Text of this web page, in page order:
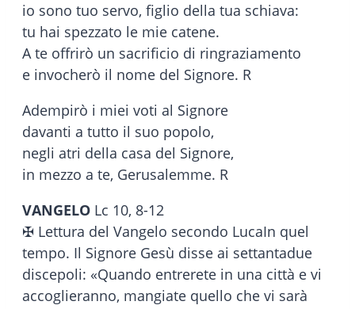
io sono tuo servo, figlio della tua schiava:
tu hai spezzato le mie catene.
A te offrirò un sacrificio di ringraziamento
e invocherò il nome del Signore. R
Adempirò i miei voti al Signore
davanti a tutto il suo popolo,
negli atri della casa del Signore,
in mezzo a te, Gerusalemme. R
VANGELO Lc 10, 8-12
✠ Lettura del Vangelo secondo LucaIn quel
tempo. Il Signore Gesù disse ai settantadue
discepoli: «Quando entrerete in una città e vi
accoglieranno, mangiate quello che vi sarà